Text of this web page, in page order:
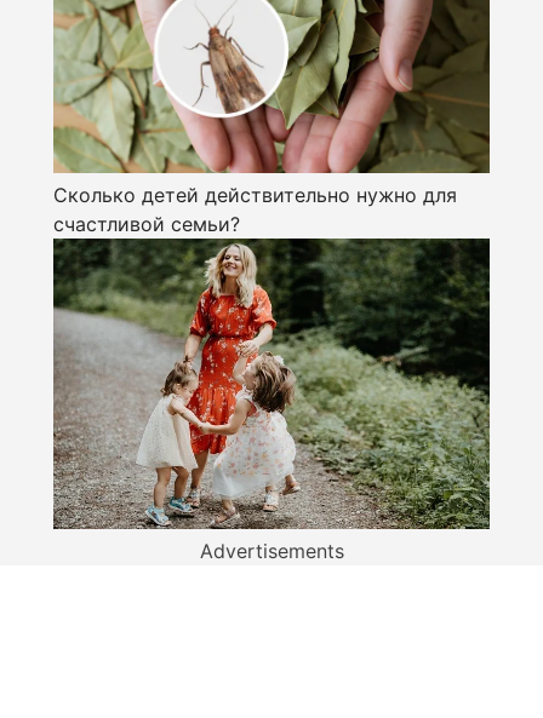
Сколько детей действительно нужно для
счастливой семьи?
Advertisements